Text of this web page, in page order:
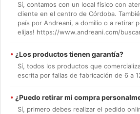
Sí, contamos con un local físico con
cliente en el centro de Córdoba.
país por Andreani, a domilio o a retirar
elijas! https://www.andreani.com/
• ¿Los productos tienen garantía?
Sí, todos los productos que
escrita por fallas de fabricación de 6 a
• ¿Puedo retirar mi compra
Sí, primero debes realizar el pedido